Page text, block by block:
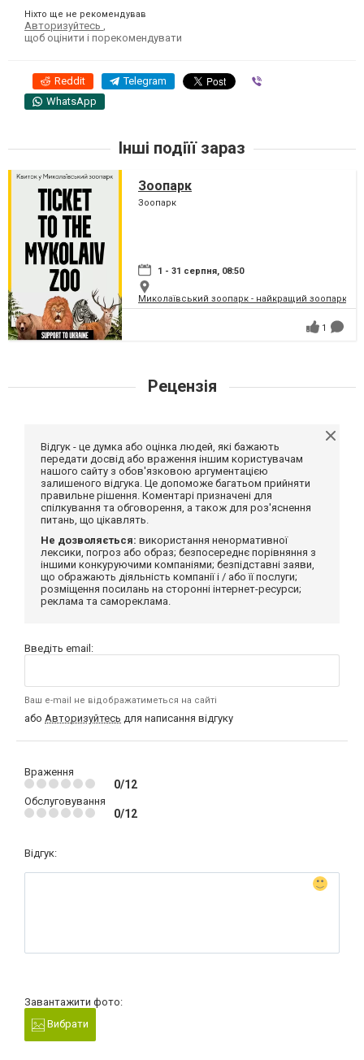
Ніхто ще не рекомендував
Авторизуйтесь ,
щоб оцінити і порекомендувати
Reddit Telegram
WhatsApp
Інші подіїї зараз
Зоопарк
Зоопарк
1 - 31 серпня, 08:50
Миколаївський зоопарк - найкращий зоопарк
1
Рецензія
Відгук - це думка або оцінка людей, які бажають
передати досвід або враження іншим користувачам
нашого сайту з обов'язковою аргументацією
залишеного відгука. Це допоможе багатьом прийняти
правильне рішення. Коментарі призначені для
спілкування та обговорення, а також для роз'яснення
питань, що цікавлять.
Не дозволяється: використання ненормативної
лексики, погроз або образ; безпосереднє порівняння з
іншими конкуруючими компаніями; безпідставні заяви,
що ображають діяльність компанії і / або її послуги;
розміщення посилань на сторонні інтернет-ресурси;
реклама та самореклама.
Введіть email:
Ваш e-mail не відображатиметься на сайті
або Авторизуйтесь для написання відгуку
Враження
0/12
Обслуговування
0/12
Відгук:
Завантажити фото:
Вибрати